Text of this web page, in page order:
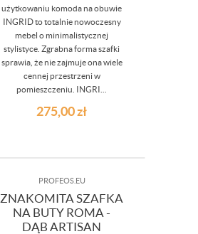
użytkowaniu komoda na obuwie
INGRID to totalnie nowoczesny
mebel o minimalistycznej
stylistyce. Zgrabna forma szafki
sprawia, że nie zajmuje ona wiele
cennej przestrzeni w
pomieszczeniu. INGRI...
275,00zł
PROFEOS.EU
ZNAKOMITA SZAFKA
NA BUTY ROMA -
DĄB ARTISAN